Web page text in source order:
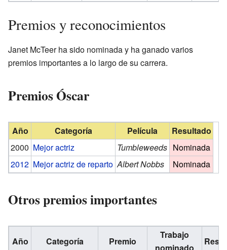
Premios y reconocimientos
Janet McTeer ha sido nominada y ha ganado varios
premios importantes a lo largo de su carrera.
Premios Óscar
Año Categoría Película
Resultado
2000 Mejor actriz Tumbleweeds Nominada
2012 Mejor actriz de reparto Albert Nobbs Nominada
Otros premios importantes
Año Categoría Premio
Trabajo